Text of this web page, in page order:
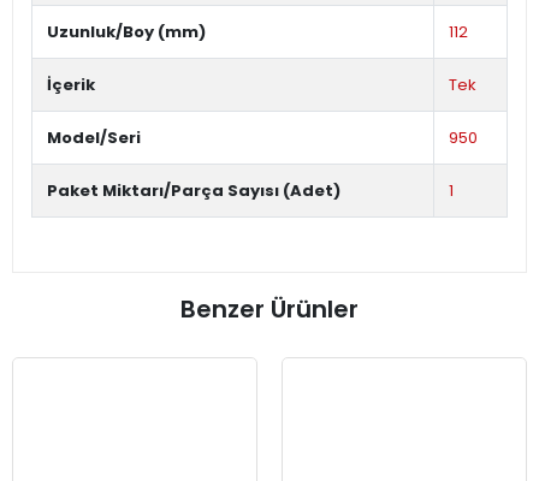
Uzunluk/Boy (mm) 112
İçerik Tek
Model/Seri 950
Paket Miktarı/Parça Sayısı (Adet) 1
Benzer Ürünler